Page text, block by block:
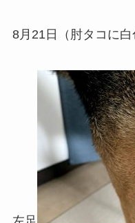
8月21日（肘タコに白